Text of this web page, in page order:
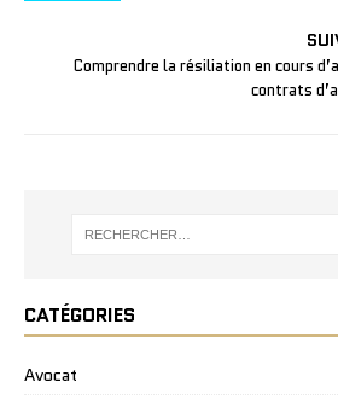
Comprendre la résiliation en cours
contrats
CATÉGORIES
Avocat